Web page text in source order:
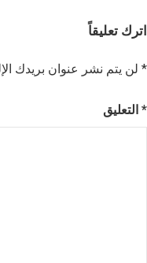
اترك تعليقاً
لن يتم نشر عنوان بريدك *
*